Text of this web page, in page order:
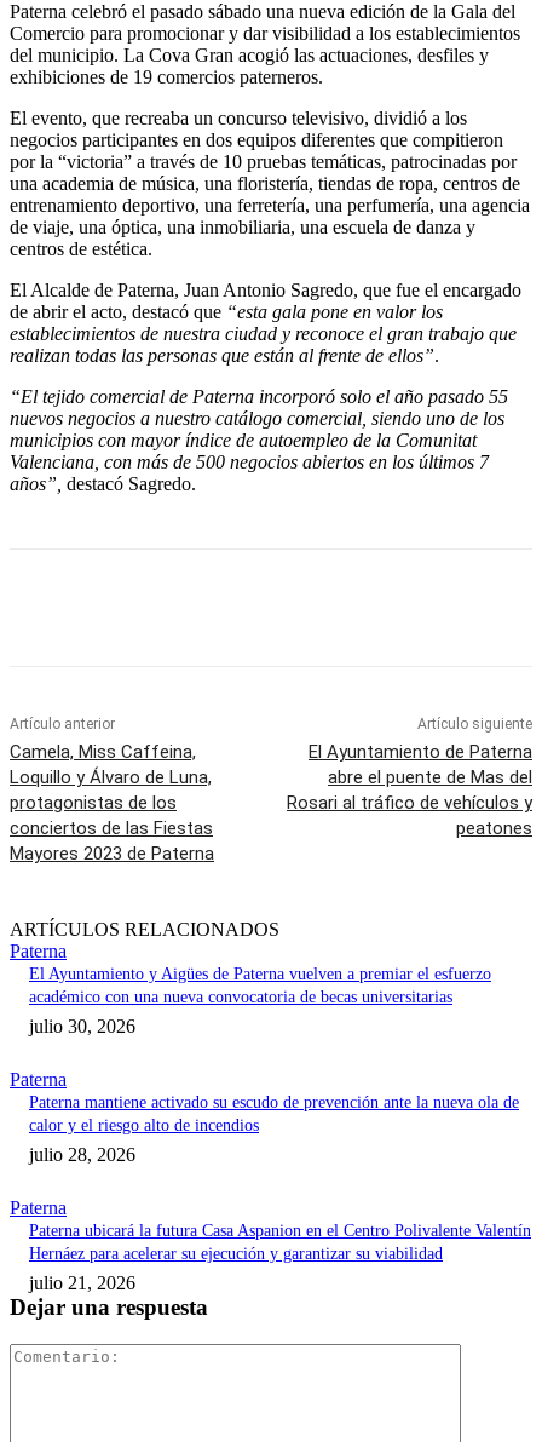
Paterna celebró el pasado sábado una nueva edición de la Gala del
Comercio para promocionar y dar visibilidad a los establecimientos
del municipio. La Cova Gran acogió las actuaciones, desfiles y
exhibiciones de 19 comercios paterneros.
El evento, que recreaba un concurso televisivo, dividió a los
negocios participantes en dos equipos diferentes que compitieron
por la “victoria” a través de 10 pruebas temáticas, patrocinadas por
una academia de música, una floristería, tiendas de ropa, centros de
entrenamiento deportivo, una ferretería, una perfumería, una agencia
de viaje, una óptica, una inmobiliaria, una escuela de danza y
centros de estética.
El Alcalde de Paterna, Juan Antonio Sagredo, que fue el encargado
de abrir el acto, destacó que “esta gala pone en valor los
establecimientos de nuestra ciudad y reconoce el gran trabajo que
realizan todas las personas que están al frente de ellos”.
“El tejido comercial de Paterna incorporó solo el año pasado 55
nuevos negocios a nuestro catálogo comercial, siendo uno de los
municipios con mayor índice de autoempleo de la Comunitat
Valenciana, con más de 500 negocios abiertos en los últimos 7
años”, destacó Sagredo.
Artículo anterior
Camela, Miss Caffeina,
Loquillo y Álvaro de Luna,
protagonistas de los
conciertos de las Fiestas
Mayores 2023 de Paterna
Artículo siguiente
El Ayuntamiento de Paterna
abre el puente de Mas del
Rosari al tráfico de vehículos y
peatones
ARTÍCULOS RELACIONADOS
Paterna
El Ayuntamiento y Aigües de Paterna vuelven a premiar el esfuerzo
académico con una nueva convocatoria de becas universitarias
julio 30, 2026
Paterna
Paterna mantiene activado su escudo de prevención ante la nueva ola de
calor y el riesgo alto de incendios
julio 28, 2026
Paterna
Paterna ubicará la futura Casa Aspanion en el Centro Polivalente Valentín
Hernáez para acelerar su ejecución y garantizar su viabilidad
julio 21, 2026
Dejar una respuesta